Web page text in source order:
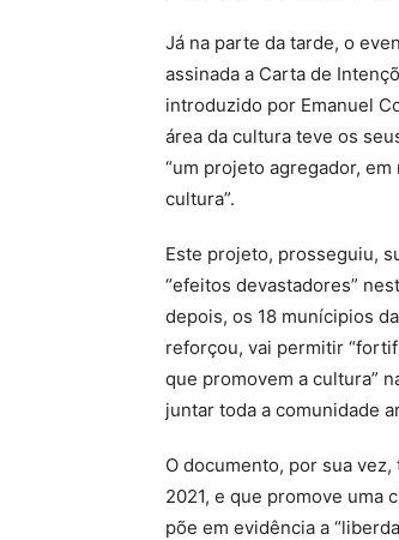
Já na parte da tarde, o
assinada a Carta de
introduzido por Emanuel
área da cultura teve os
“um projeto agregador,
cultura”.
Este projeto, prosseguiu,
“efeitos devastadores”
depois, os 18 munícipios
reforçou, vai permitir
que promovem a cultura”
juntar toda a comunidade
O documento, por sua
2021, e que promove uma
põe em evidência a